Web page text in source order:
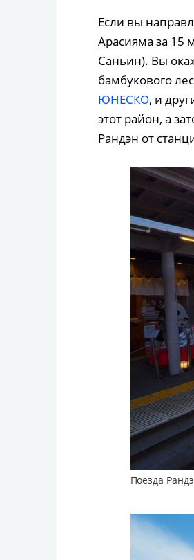
Если вы
Арасияма за 15
Саньин). Вы
бамбукового
ЮНЕСКО, и
этот район, а
Рандэн от
Поезда